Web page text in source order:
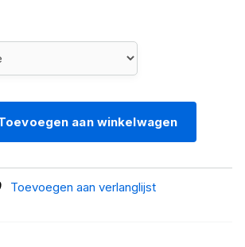
aan winkelwagen
Toevoegen aan verlanglijst